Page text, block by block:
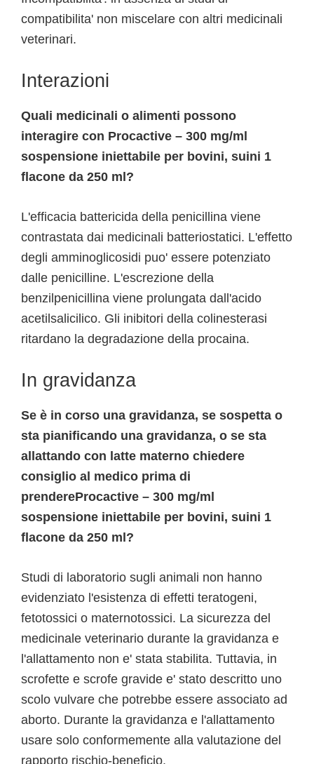
compatibilita' non miscelare con altri medicinali
veterinari.
Interazioni
Quali medicinali o alimenti possono
interagire con Procactive – 300 mg/ml
sospensione iniettabile per bovini, suini 1
flacone da 250 ml?
L'efficacia battericida della penicillina viene
contrastata dai medicinali batteriostatici. L'effetto
degli amminoglicosidi puo' essere potenziato
dalle penicilline. L'escrezione della
benzilpenicillina viene prolungata dall'acido
acetilsalicilico. Gli inibitori della colinesterasi
ritardano la degradazione della procaina.
In gravidanza
Se è in corso una gravidanza, se sospetta o
sta pianificando una gravidanza, o se sta
allattando con latte materno chiedere
consiglio al medico prima di
prendereProcactive – 300 mg/ml
sospensione iniettabile per bovini, suini 1
flacone da 250 ml?
Studi di laboratorio sugli animali non hanno
evidenziato l'esistenza di effetti teratogeni,
fetotossici o maternotossici. La sicurezza del
medicinale veterinario durante la gravidanza e
l'allattamento non e' stata stabilita. Tuttavia, in
scrofette e scrofe gravide e' stato descritto uno
scolo vulvare che potrebbe essere associato ad
aborto. Durante la gravidanza e l'allattamento
usare solo conformemente alla valutazione del
rapporto rischio-beneficio.